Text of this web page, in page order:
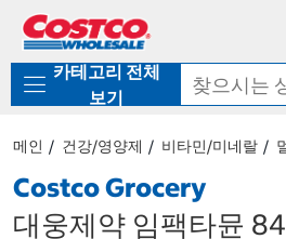
로
기
가
카테고리 전체
보기
메인 건강/영양제 비타민/미네랄
Costco Grocery
대웅제약 임팩타뮨